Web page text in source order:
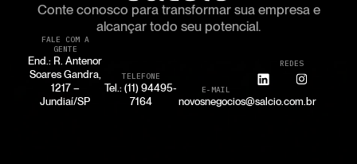
Conte conosco para transformar sua empresa e
alcançar todo seu potencial.
FALE COM A
GENTE
End.: R. Antenor
Soares Gandra,
1217 –
Jundiaí/SP
TELEFONE
Tel.: (11) 94495-
7164
E-MAIL
novosnegocios@salcio.com.br
REDES